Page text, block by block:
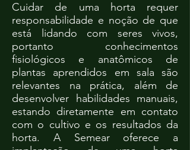
Cuidar de uma horta requer
responsabilidade e noção de que
está lidando com seres vivos,
portanto conhecimentos
fisiológicos e anatômicos de
plantas aprendidos em sala são
relevantes na prática, além de
desenvolver habilidades manuais,
estando diretamente em contato
com o cultivo e os resultados da
horta. A Semear oferece a